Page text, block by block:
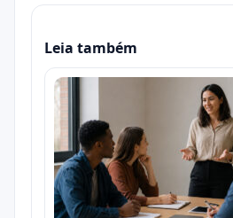
Leia também